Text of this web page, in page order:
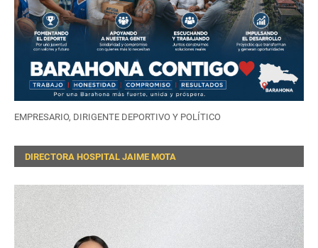
EMPRESARIO, DIRIGENTE DEPORTIVO Y POLÍTICO
DIRECTORA HOSPITAL JAIME MOTA